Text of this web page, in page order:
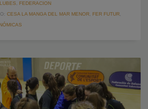
FEDERACION
CESA LA MANGA DEL MAR MENOR FER FUTUR